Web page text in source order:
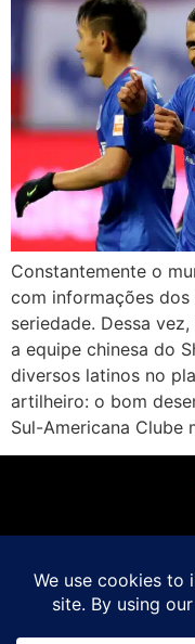
Constantemente o
com informações
seriedade. Dessa
a equipe chinesa do
diversos latinos no
artilheiro: o bom
Sul-Americana Clube
O Futebol Latino sabe que a
é bem mais do que Brasil,